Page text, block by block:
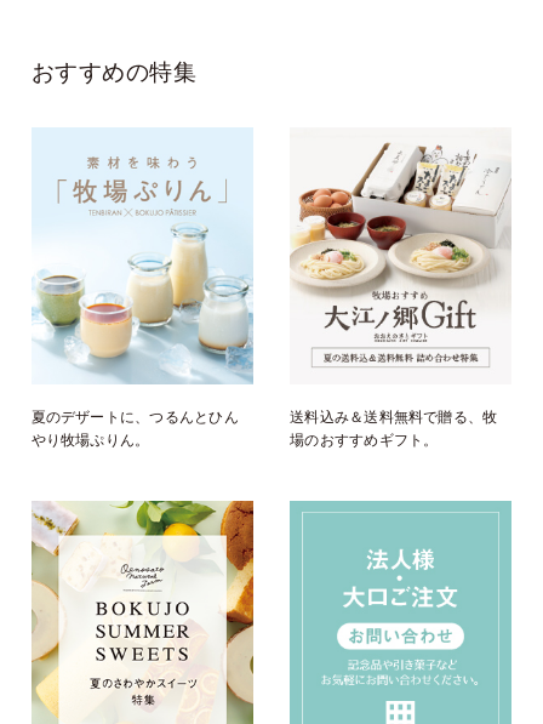
おすすめの特集
夏のデザートに、つるんとひん
やり牧場ぷりん。
送料込み＆送料無料で贈る、牧
場のおすすめギフト。